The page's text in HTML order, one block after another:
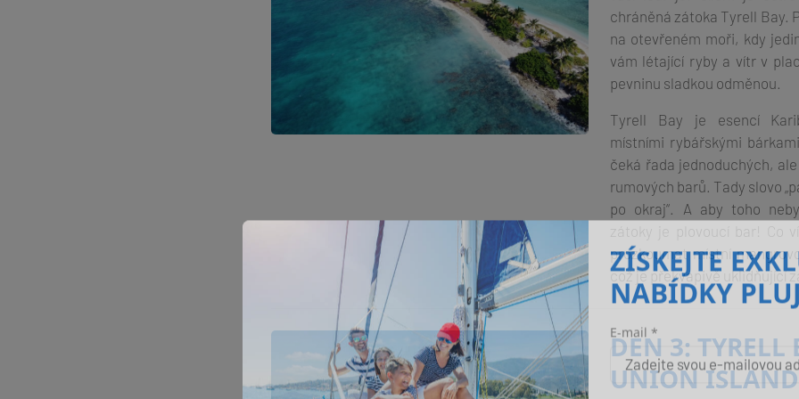
chráněná zátoka Tyrell Bay.
na otevřeném moři, kdy
vám létající ryby a vítr v
pevninu sladkou odměnou.
Tyrell Bay je esencí
místními rybářskými
čeká řada jednoduchých,
rumových barů. Tady slovo
po okraj“. A aby toho
prozkoumat místní
což je překvapivě uklidňující
DEN 3: TYRELL
UNION
ZÍSKEJTE
NABÍDKY
E-mail *